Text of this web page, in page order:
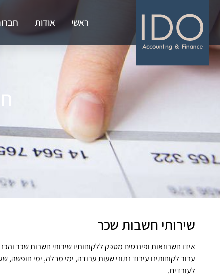
ראשי אודות
שירותי חשבות שכר
אידו חשבונאות ופיננסים מספק ללקוחותיו שירותי חשבות שכר
עבור לקוחותינו עיבוד נתוני שעות עבודה, ימי מחלה, ימי חופשה,
לעובדים.